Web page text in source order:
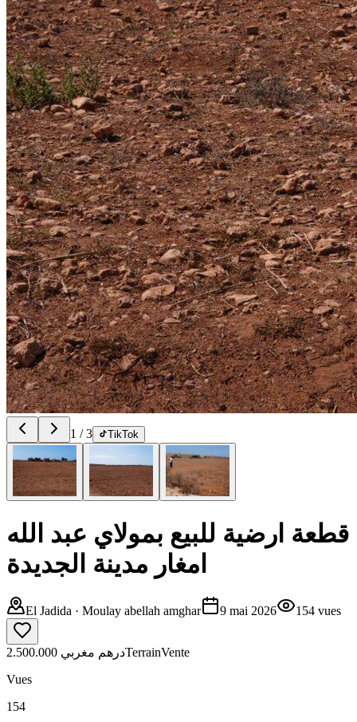
1 /3 TikTok
قطعة ارضية للبيع بمولاي عبد الله
امغار مدينة الجديدة
El Jadida · Moulay abellah amghar 9 mai 2026 154 vues
2.500.000 درهم مغربيTerrainVente
Vues
154